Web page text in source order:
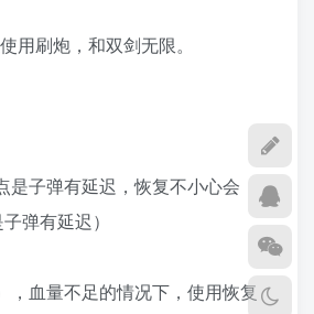
刷炮，和双剑无限。
是子弹有延迟，恢复不小心会
弹有延迟）
血量不足的情况下，使用恢复